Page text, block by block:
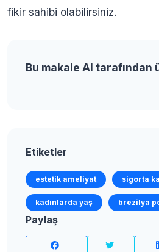
fikir sahibi olabilirsiniz.
Bu makale AI
Etiketler
estetik ameliyat sigorta
kadınlarda yaş brezilya
Paylaş